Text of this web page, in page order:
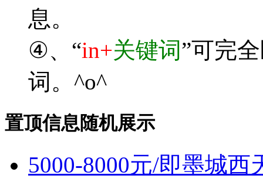
息。
④、“in+关键词”可完
词。^o^
置顶信息随机展示
5000-8000元/即墨城